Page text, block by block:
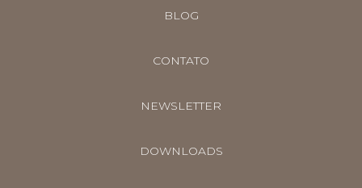
BLOG
CONTATO
NEWSLETTER
DOWNLOADS